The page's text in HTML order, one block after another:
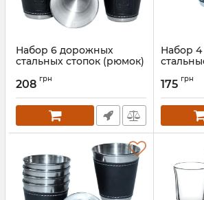
Набор 6 дорожных
стальных стопок (рюмок)
Артикул:
208 грн
Набор
Артикул:
175 грн